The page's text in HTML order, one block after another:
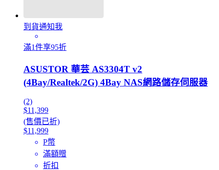
到貨通知我
滿1件享95折
ASUSTOR 華芸 AS3304T v2
(4Bay/Realtek/2G) 4Bay NAS網路儲存伺服器
(2)
$11,399
(售價已折)
$11,999
P幣
滿額贈
折扣